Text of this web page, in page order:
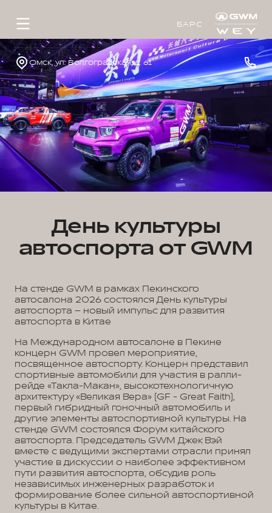
БАРС
Омск, ул. Волгоградская, д. 61
День культуры
автоспорта от GWM
На стенде GWM в рамках Пекинского
автосалона 2026 состоялся День культуры
автоспорта – новый импульс для развития
автоспорта в Китае
На Международном автосалоне в Пекине
концерн GWM провел мероприятие,
посвященное автоспорту. Концерн представил
спортивные автомобили для участия в ралли-
рейде «Такла-Макан», высокотехнологичную
архитектуру «Великая Вера» (GF - Great Faith),
первый гибридный гоночный автомобиль и
другие элементы автоспортивной культуры. На
стенде GWM состоялся Форум китайского
автоспорта. Председатель GWM Джек Вэй
вместе с ведущими экспертами отрасли принял
участие в дискуссии о наиболее эффективном
пути развития автоспорта, обсудив роль
независимых инженерных разработок и
формирование более сильной автоспортивной
культуры в Китае.